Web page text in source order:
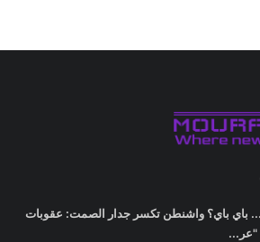
باي باي؟ واشنطن تكسر جدار الصمت: عقوبات
"عر...